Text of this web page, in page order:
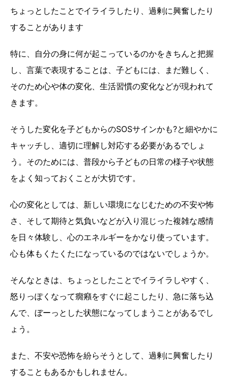
ちょっとしたことでイライラしたり、過剰に興奮したり
することがあります
特に、自分の身に何が起こっているのかをきちんと把握
し、言葉で表現することは、子どもには、まだ難しく、
そのため心や体の変化、生活習慣の変化などが現われて
きます。
そうした変化を子どもからのSOSサインかも?と細やかに
キャッチし、適切に理解し対応する必要があるでしょ
う。そのためには、普段から子どもの日常の様子や状態
をよく知っておくことが大切です。
心の変化としては、新しい環境になじむための不安や怖
さ、そして期待と気負いなどが入り混じった複雑な感情
を日々体験し、心のエネルギーをかなり使っています。
心も体もくたくたになっているのではないでしょうか。
そんなときは、ちょっとしたことでイライラしやすく、
怒りっぽくなって癇癪をすぐに起こしたり、急に落ち込
んで、ぼーっとした状態になってしまうことがあるでし
ょう。
また、不安や恐怖を紛らそうとして、過剰に興奮したり
することもあるかもしれません。